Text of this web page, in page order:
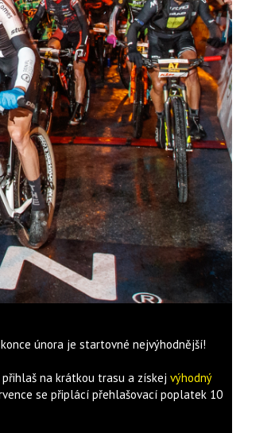
února je startovné nejvýhodnější!
na krátkou trasu a získej výhodný
se připlácí přehlašovací poplatek 10